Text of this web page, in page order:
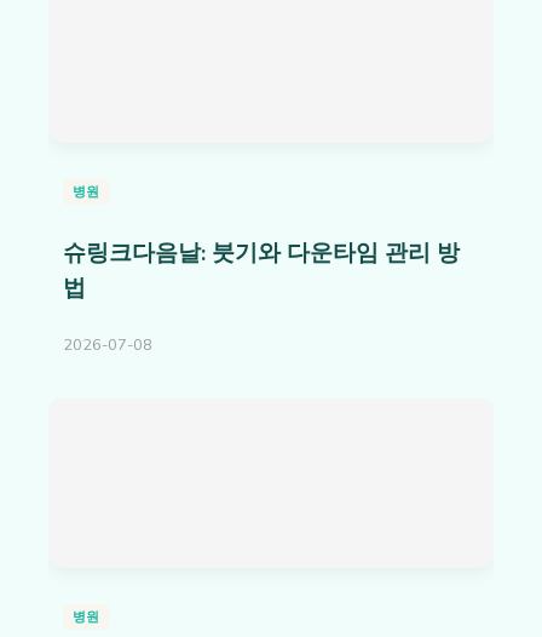
병원
슈링크다음날: 붓기와 다운타임 관리 방
법
2026-07-08
병원